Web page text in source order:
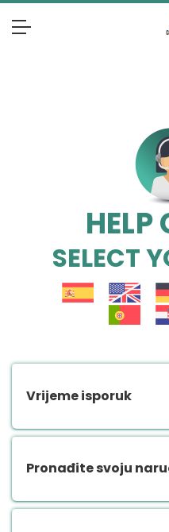
HELP
SELECT
Vrijeme isporuk
Pronađite svoju